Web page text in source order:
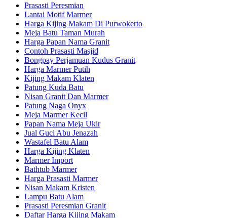
Prasasti Peresmian
Lantai Motif Marmer
Harga Kijing Makam Di Purwokerto
Meja Batu Taman Murah
Harga Papan Nama Granit
Contoh Prasasti Masjid
Bongpay Perjamuan Kudus Granit
Harga Marmer Putih
Kijing Makam Klaten
Patung Kuda Batu
Nisan Granit Dan Marmer
Patung Naga Onyx
Meja Marmer Kecil
Papan Nama Meja Ukir
Jual Guci Abu Jenazah
Wastafel Batu Alam
Harga Kijing Klaten
Marmer Import
Bathtub Marmer
Harga Prasasti Marmer
Nisan Makam Kristen
Lampu Batu Alam
Prasasti Peresmian Granit
Daftar Harga Kijing Makam